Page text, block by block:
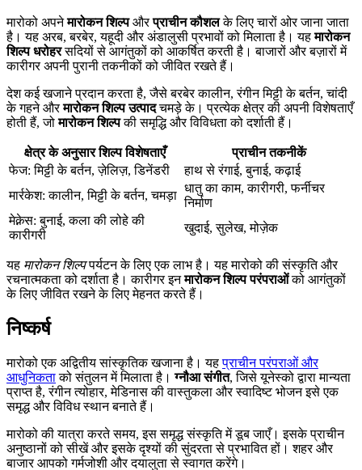
मारोको अपनेमारोकन शिल्पऔरप्राचीन कौशलके लिए चारों ओर जाना जाता
है। यह अरब, बरबेर, यहूदी और अंडालुसी प्रभावों को मिलाता है। यहमारोकन
शिल्प धरोहरसदियों से आगंतुकों को आकर्षित करती है। बाजारों और बज़ारों में
कारीगर अपनी पुरानी तकनीकों को जीवित रखते हैं।
देश कई खजाने प्रदान करता है, जैसे बरबेर कालीन, रंगीन मिट्टी के बर्तन, चांदी
के गहने औरमारोकन शिल्प उत्पादचमड़े के। प्रत्येक क्षेत्र की अपनी विशेषताएँ
होती हैं, जोमारोकन शिल्पकी समृद्धि और विविधता को दर्शाती हैं।
क्षेत्र के अनुसार शिल्प विशेषताएँ
प्राचीन तकनीकें
फेज: मिट्टी के बर्तन, ज़ेलिज़, डिनेंडरी
हाथ से रंगाई, बुनाई, कढ़ाई
मार्रकेश: कालीन, मिट्टी के बर्तन, चमड़ा
धातु का काम, कारीगरी, फर्नीचर
निर्माण
मेक्नेस: बुनाई, कला की लोहे की
कारीगरी
खुदाई, सुलेख, मोज़ेक
यह मारोकन शिल्पपर्यटन के लिए एक लाभ है। यह मारोको की संस्कृति और
रचनात्मकता को दर्शाता है। कारीगर इनमारोकन शिल्प परंपराओंको आगंतुकों
के लिए जीवित रखने के लिए मेहनत करते हैं।
निष्कर्ष
मारोको एक अद्वितीय सांस्कृतिक खजाना है। यहप्राचीन परंपराओं और
आधुनिकताको संतुलन में मिलाता है।ग्नौआ संगीत, जिसे यूनेस्को द्वारा मान्यता
प्राप्त है, रंगीन त्योहार, मेडिनास की वास्तुकला और स्वादिष्ट भोजन इसे एक
समृद्ध और विविध स्थान बनाते हैं।
मारोको की यात्रा करते समय, इस समृद्ध संस्कृति में डूब जाएँ। इसके प्राचीन
अनुष्ठानों को सीखें और इसके दृश्यों की सुंदरता से प्रभावित हों। शहर और
बाजार आपको गर्मजोशी और दयालुता से स्वागत करेंगे।